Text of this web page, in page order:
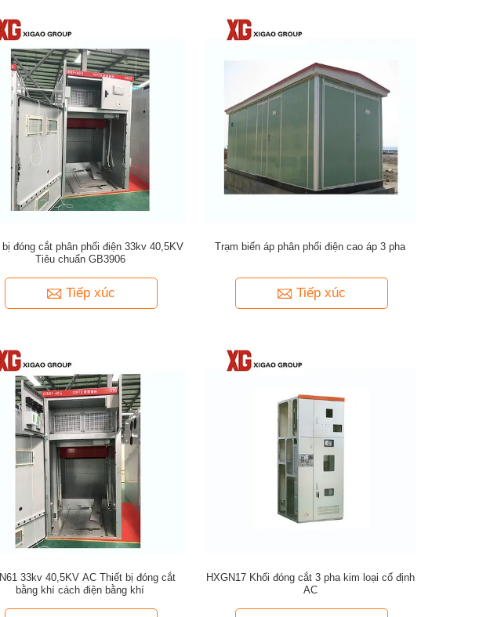
đóng cắt phân phối điện 33kv 40,5KV
Tiêu chuẩn GB3906
Tiếp xúc
Trạm biến áp phân phối điện cao áp 3 pha
Tiếp xúc
33kv 40,5KV AC Thiết bị đóng cắt
bằng khí cách điện bằng khí
HXGN17 Khối đóng cắt 3 pha kim loại cố định
AC